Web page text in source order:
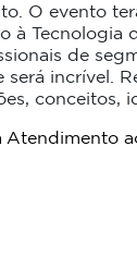
O evento
à Tecnologia
de
será incrível.
conceitos,
Atendimento